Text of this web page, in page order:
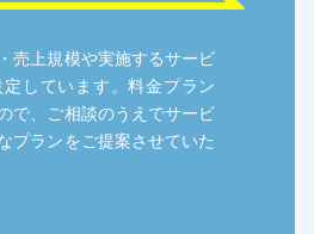
売上規模や実施するサービ
しています。料金プラン
で、ご相談のうえでサービ
プランをご提案させていた